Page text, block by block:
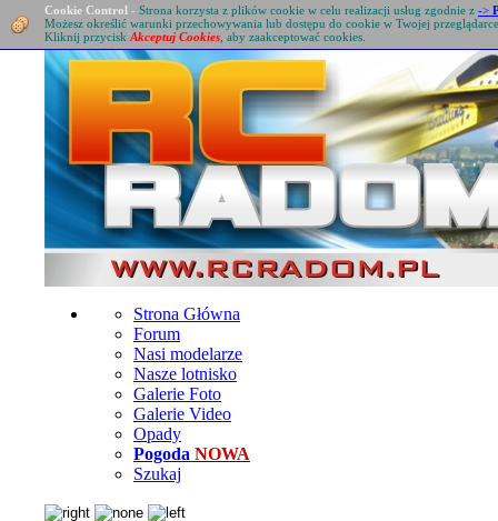
Strona Główna
Forum
Nasi modelarze
Nasze lotnisko
Galerie Foto
Galerie Video
Opady
Pogoda NOWA
Szukaj
Cookie Control - Strona korzysta z plików cookie w celu realizacji usług zgodnie z ->
Możesz określić warunki przechowywania lub dostępu do cookie w Twojej
Kliknij przycisk Akceptuj Cookies , aby zaakceptować cookies.